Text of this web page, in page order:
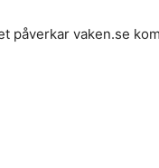
påverkar vaken.se